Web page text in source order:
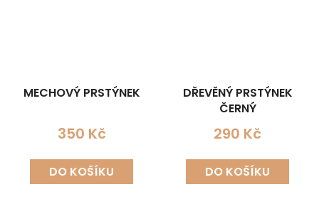
MECHOVÝ PRSTÝNEK
350 Kč
DO KOŠÍKU
DŘEVĚNÝ PRSTÝNEK
ČERNÝ
290 Kč
DO KOŠÍKU